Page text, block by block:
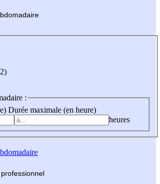
madaire
:
Durée maximale (en heure)
heures
fessionnel